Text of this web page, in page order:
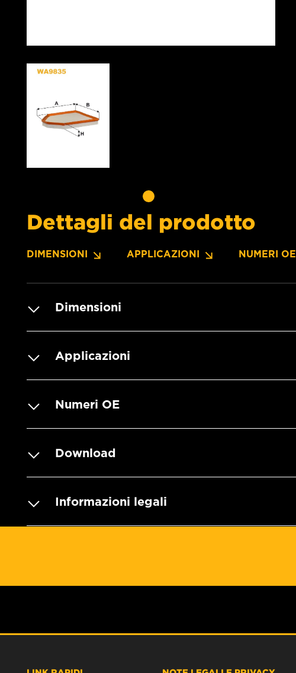
Dettagli del prodotto
DIMENSIONI APPLICAZIONI NUMERI OE
Dimensioni
Applicazioni
Numeri OE
Download
Informazioni legali